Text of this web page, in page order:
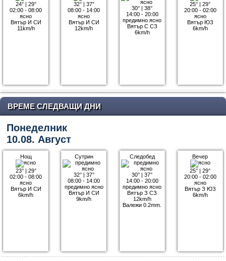
24°| 29°
02:00 - 08:00
ясно
Вятър И СИ
11km/h
32°| 37°
08:00 - 14:00
ясно
Вятър И СИ
12km/h
30° |38°
14:00 - 20:00
предимно ясно
Вятър С СЗ
6km/h
25° |29°
20:00 - 02:00
ясно
Вятър ЮЗ
6km/h
ВРЕМЕ СЛЕДВАЩИ ДНИ
Понеделник
10.08. Август
Нощ
23°| 29°
02:00 - 08:00
ясно
Вятър И СИ
6km/h
Сутрин
32°| 37°
08:00 - 14:00
предимно ясно
Вятър И СИ
9km/h
Следобед
30° |37°
14:00 - 20:00
предимно ясно
Вятър З СЗ
12km/h
Валежи 0.2mm.
Вечер
25° |29°
20:00 - 02:00
ясно
Вятър З ЮЗ
6km/h